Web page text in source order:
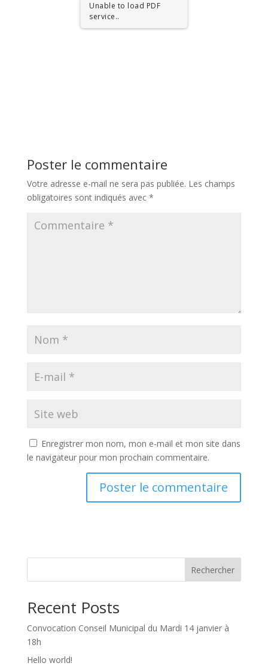
Unable to load PDF
service..
Poster le commentaire
Votre adresse e-mail ne sera pas publiée. Les champs
obligatoires sont indiqués avec *
Enregistrer mon nom, mon e-mail et mon site dans
le navigateur pour mon prochain commentaire.
Rechercher
Recent Posts
Convocation Conseil Municipal du Mardi 14 janvier à
18h
Hello world!